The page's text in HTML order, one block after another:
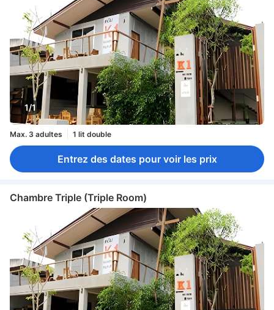
1/1
Max. 3 adultes 1 lit double
Entrez des dates pour voir les prix
Chambre Triple (Triple Room)